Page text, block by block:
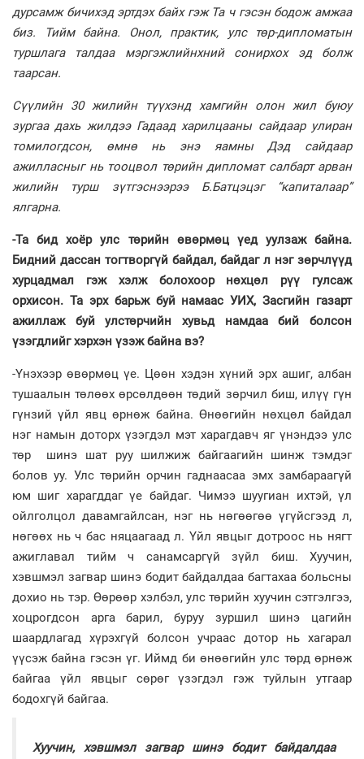
дурсамж бичихэд эртдэх байх гэж Та ч гэсэн бодож амжаа
биз. Тийм байна. Онол, практик, улс төр-дипломатын
туршлага талдаа мэргэжлийнхний сонирхох эд болж
таарсан.
Сүүлийн 30 жилийн түүхэнд хамгийн олон жил буюу
зургаа дахь жилдээ Гадаад харилцааны сайдаар улиран
томилогдсон, өмнө нь энэ яамны Дэд сайдаар
ажилласныг нь тооцвол төрийн дипломат салбарт арван
жилийн турш зүтгэснээрээ Б.Батцэцэг “капиталаар”
ялгарна.
-Та бид хоёр улс төрийн өвөрмөц үед уулзаж байна.
Бидний дассан тогтворгүй байдал, байдаг л нэг зөрчлүүд
хурцадмал гэж хэлж болохоор нөхцөл рүү гулсаж
орхисон. Та эрх барьж буй намаас УИХ, Засгийн газарт
ажиллаж буй улстөрчийн хувьд намдаа бий болсон
үзэгдлийг хэрхэн үзэж байна вэ?
-Үнэхээр өвөрмөц үе. Цөөн хэдэн хүний эрх ашиг, албан
тушаалын төлөөх өрсөлдөөн төдий зөрчил биш, илүү гүн
гүнзий үйл явц өрнөж байна. Өнөөгийн нөхцөл байдал
нэг намын доторх үзэгдэл мэт харагдавч яг үнэндээ улс
төр шинэ шат руу шилжиж байгаагийн шинж тэмдэг
болов уу. Улс төрийн орчин гаднаасаа эмх замбараагүй
юм шиг харагддаг үе байдаг. Чимээ шуугиан ихтэй, үл
ойлголцол давамгайлсан, нэг нь нөгөөгөө үгүйсгээд л,
нөгөөх нь ч бас няцаагаад л. Үйл явцыг дотроос нь нягт
ажиглавал тийм ч санамсаргүй зүйл биш. Хуучин,
хэвшмэл загвар шинэ бодит байдалдаа багтахаа больсны
дохио нь тэр. Өөрөөр хэлбэл, улс төрийн хуучин сэтгэлгээ,
хоцрогдсон арга барил, буруу зуршил шинэ цагийн
шаардлагад хүрэхгүй болсон учраас дотор нь хагарал
үүсэж байна гэсэн үг. Иймд би өнөөгийн улс төрд өрнөж
байгаа үйл явцыг сөрөг үзэгдэл гэж туйлын утгаар
бодохгүй байгаа.
Хуучин, хэвшмэл загвар шинэ бодит байдалдаа